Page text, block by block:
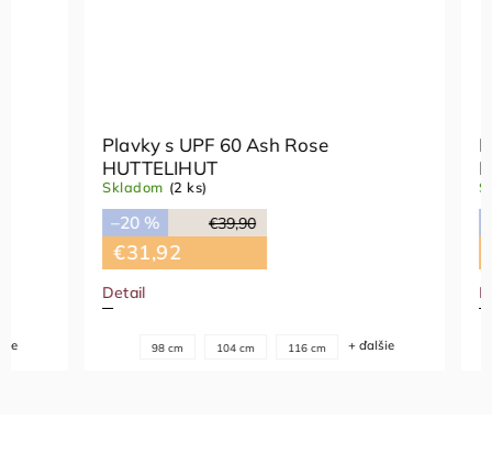
Plavky s UPF 60 Ash Rose
HUTTELIHUT
(2 ks)
€39,90
€31,92
104 cm 116 cm + ďalšie
Plavky